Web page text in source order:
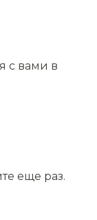
с вами в
еще раз.